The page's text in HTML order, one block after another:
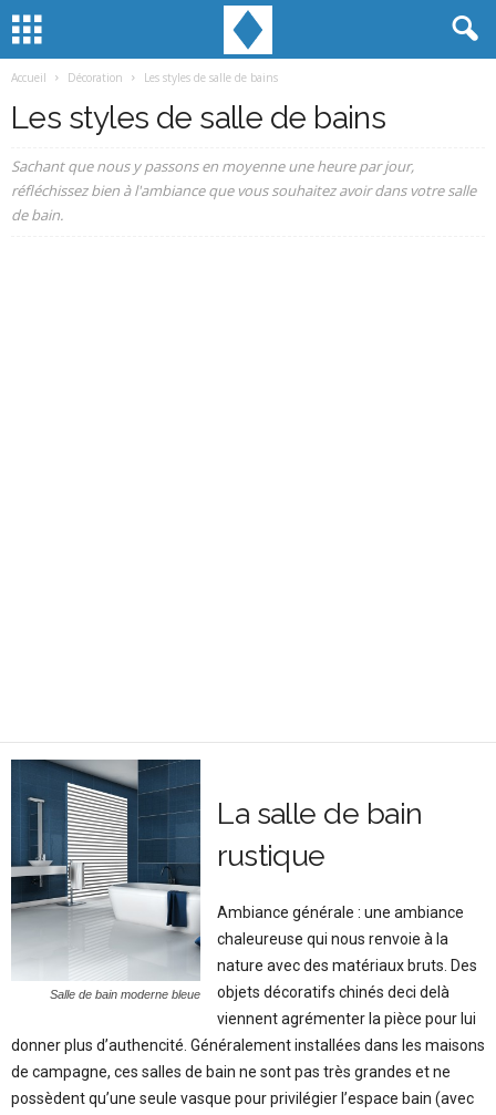
Accueil Décoration Les styles de salle de bains
Les styles de salle de bains
Sachant que nous y passons en moyenne une heure par jour,
réfléchissez bien à l'ambiance que vous souhaitez avoir dans votre salle
de bain.
Salle de bain moderne bleue
La salle de bain
rustique
Ambiance générale : une ambiance
chaleureuse qui nous renvoie à la
nature avec des matériaux bruts. Des
objets décoratifs chinés deci delà
viennent agrémenter la pièce pour lui
donner plus d’authencité. Généralement installées dans les maisons
de campagne, ces salles de bain ne sont pas très grandes et ne
possèdent qu’une seule vasque pour privilégier l’espace bain (avec